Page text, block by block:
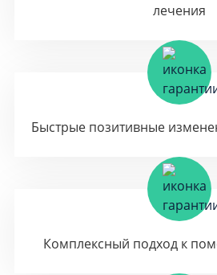
лечения
Быстрые позитивные
Комплексный подход к